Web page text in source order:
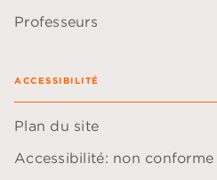
Professeurs
ACCESSIBILITÉ
Plan du site
Accessibilité: non conforme